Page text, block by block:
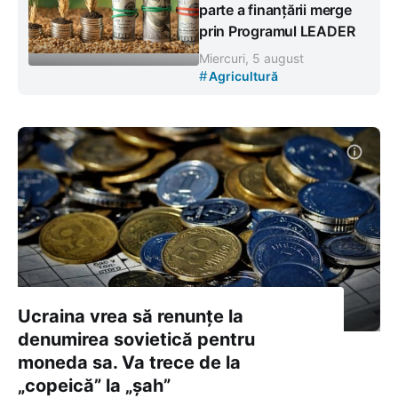
parte a finanțării merge
prin Programul LEADER
Miercuri, 5 august
#Agricultură
Ucraina vrea să renunțe la
denumirea sovietică pentru
moneda sa. Va trece de la
„copeică” la „șah”